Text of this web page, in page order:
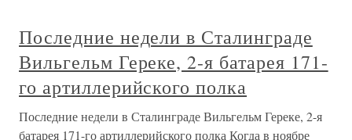
Последние недели в Сталинграде
Вильгельм Гереке, 2-я батарея 171-
го артиллерийского полка
Последние недели в Сталинграде Вильгельм Гереке, 2-я
батарея 171-го артиллерийского полка Когда в ноябре